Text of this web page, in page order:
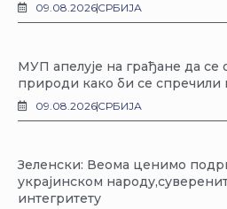
09.08.2026СРБИЈА
МУП апелује на грађане да се
природи како би се
09.08.2026СРБИЈА
Зеленски: Веома ценимо
украјинском
интегритету